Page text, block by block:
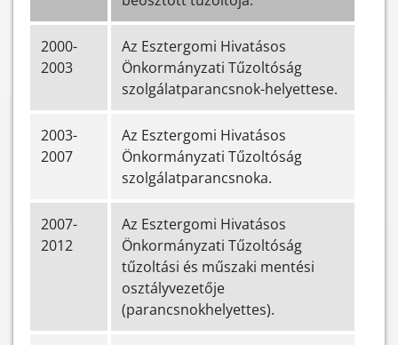
2000-
2003
Az Esztergomi Hivatásos
Önkormányzati Tűzoltóság
szolgálatparancsnok-helyettese.
2003-
2007
Az Esztergomi Hivatásos
Önkormányzati Tűzoltóság
szolgálatparancsnoka.
2007-
2012
Az Esztergomi Hivatásos
Önkormányzati Tűzoltóság
tűzoltási és műszaki mentési
osztályvezetője
(parancsnokhelyettes).